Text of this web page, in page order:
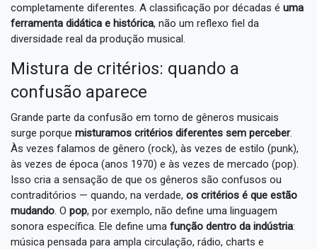
completamente diferentes. A classificação por décadas é uma
ferramenta didática e histórica, não um reflexo fiel da
diversidade real da produção musical.
Mistura de critérios: quando a
confusão aparece
Grande parte da confusão em torno de gêneros musicais
surge porque misturamos critérios diferentes sem perceber.
Às vezes falamos de gênero (rock), às vezes de estilo (punk),
às vezes de época (anos 1970) e às vezes de mercado (pop).
Isso cria a sensação de que os gêneros são confusos ou
contraditórios — quando, na verdade, os critérios é que estão
mudando . O pop, por exemplo, não define uma linguagem
sonora específica. Ele define uma função dentro da indústria:
música pensada para ampla circulação, rádio, charts e